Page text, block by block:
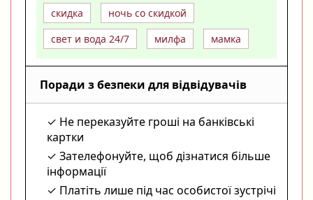
скидка
ночь со скидкой
свет и вода 24/7
милфа мамка
Поради з безпеки для відвідувачів
Не переказуйте гроші на банківські
картки
Зателефонуйте, щоб дізнатися більше
інформації
Платіть лише під час особистої зустрічі